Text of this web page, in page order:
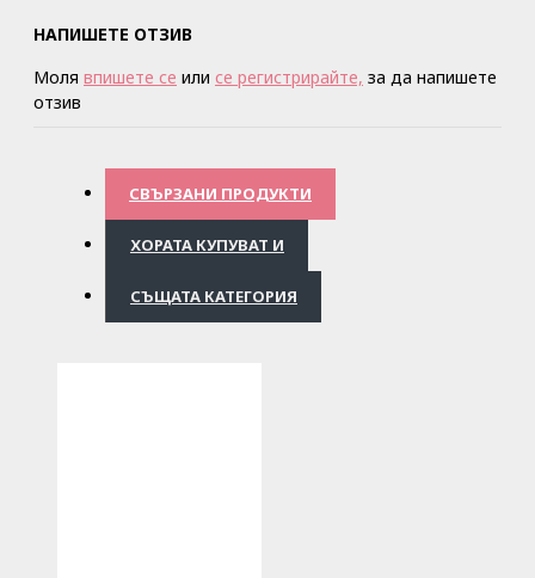
НАПИШЕТЕ ОТЗИВ
Моля впишете се или се регистрирайте, за да напишете
отзив
СВЪРЗАНИ ПРОДУКТИ
ХОРАТА КУПУВАТ И
СЪЩАТА КАТЕГОРИЯ